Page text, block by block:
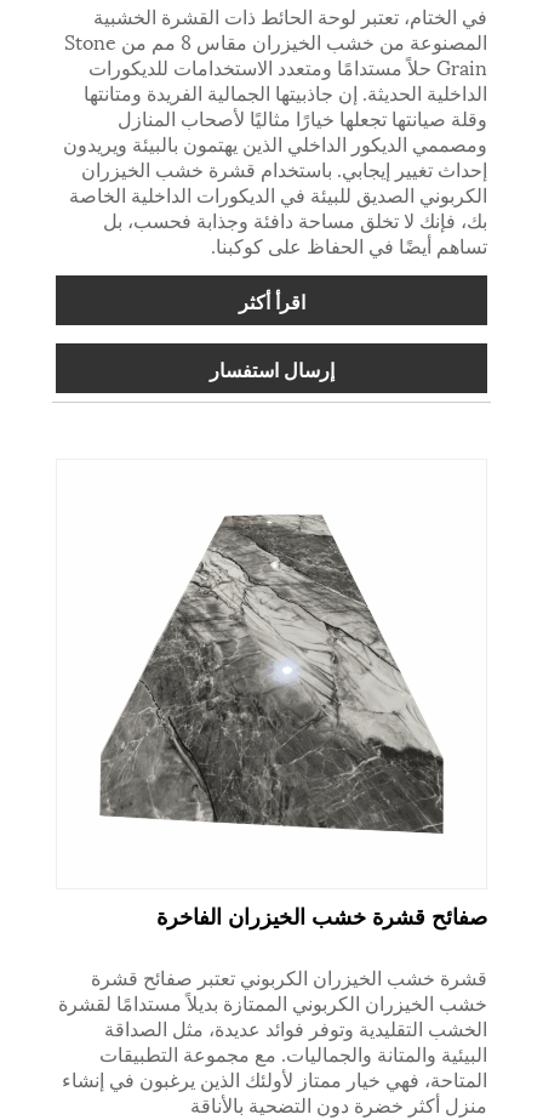
في الختام، تعتبر لوحة الحائط ذات القشرة الخشبية
المصنوعة من خشب الخيزران مقاس 8 مم من Stone
Grain حلاً مستدامًا ومتعدد الاستخدامات للديكورات
الداخلية الحديثة. إن جاذبيتها الجمالية الفريدة ومتانتها
وقلة صيانتها تجعلها خيارًا مثاليًا لأصحاب المنازل
ومصممي الديكور الداخلي الذين يهتمون بالبيئة ويريدون
إحداث تغيير إيجابي. باستخدام قشرة خشب الخيزران
الكربوني الصديق للبيئة في الديكورات الداخلية الخاصة
بك، فإنك لا تخلق مساحة دافئة وجذابة فحسب، بل
تساهم أيضًا في الحفاظ على كوكبنا.
اقرأ أكثر
إرسال استفسار
صفائح قشرة خشب الخيزران الفاخرة
قشرة خشب الخيزران الكربوني تعتبر صفائح قشرة
خشب الخيزران الكربوني الممتازة بديلاً مستدامًا لقشرة
الخشب التقليدية وتوفر فوائد عديدة، مثل الصداقة
البيئية والمتانة والجماليات. مع مجموعة التطبيقات
المتاحة، فهي خيار ممتاز لأولئك الذين يرغبون في إنشاء
منزل أكثر خضرة دون التضحية بالأناقة